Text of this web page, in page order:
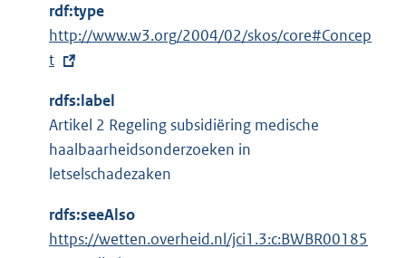
e
r
n
l
i
n
:
rdf:type
E
x
e
r
n
e
i
http://www.w3.org/2004/02/skos/core#Concep
t
rdfs:label
Artikel 2 Regeling subsidiëring medische
haalbaarheidsonderzoeken in
letselschadezaken
rdfs:seeAlso
https://wetten.overheid.nl/jci1.3:c:BWBR00185